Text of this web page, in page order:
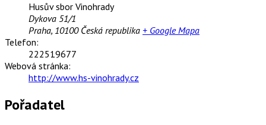
Husův sbor Vinohrady
Dykova 51/1
Praha, 10100 Česká republika + Google Mapa
Telefon:
222519677
Webová stránka:
http://www.hs-vinohrady.cz
Pořadatel